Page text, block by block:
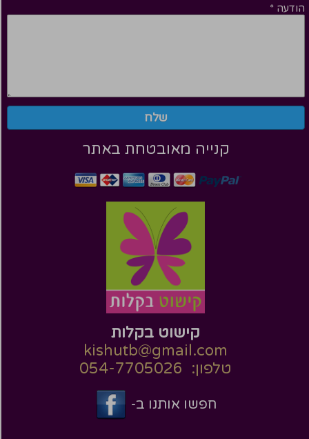
הודעה *
שלח
קנייה מאובטחת באתר
קישוט בקלות
kishutb@gmail.com
טלפון: 054-7705026
חפשו אותנו ב-